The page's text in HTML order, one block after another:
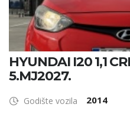
HYUNDAI I20 1,1
5.MJ2027.
Godište vozila 2014